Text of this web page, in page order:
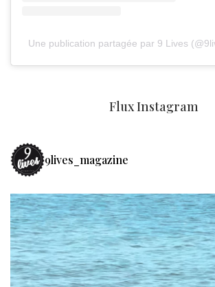
Une publication partagée par 9 Lives
Flux Instagram
9lives_magazine